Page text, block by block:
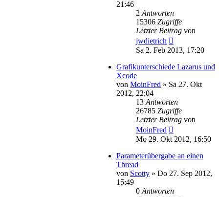
21:46
2 Antworten
15306 Zugriffe
Letzter Beitrag von
jwdietrich
Sa 2. Feb 2013, 17:20
Grafikunterschiede Lazarus und
Xcode
von MoinFred » Sa 27. Okt
2012, 22:04
13 Antworten
26785 Zugriffe
Letzter Beitrag von
MoinFred
Mo 29. Okt 2012, 16:50
Parameterübergabe an einen
Thread
von Scotty » Do 27. Sep 2012,
15:49
0 Antworten